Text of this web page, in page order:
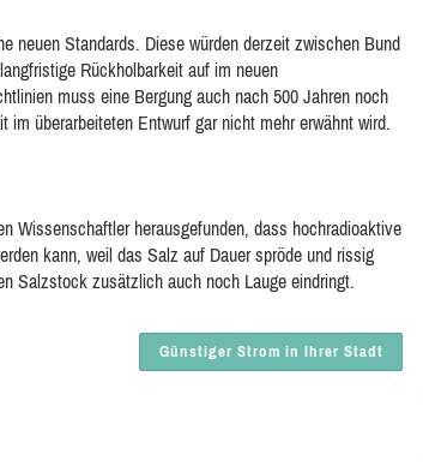
neuen Standards. Diese würden derzeit zwischen Bund
Rückholbarkeit auf im neuen
muss eine Bergung auch nach 500 Jahren noch
im überarbeiteten Entwurf gar nicht mehr erwähnt wird.
Wissenschaftler herausgefunden, dass hochradioaktive
kann, weil das Salz auf Dauer spröde und rissig
Salzstock zusätzlich auch noch Lauge eindringt.
Günstiger Strom in Ihrer Stadt